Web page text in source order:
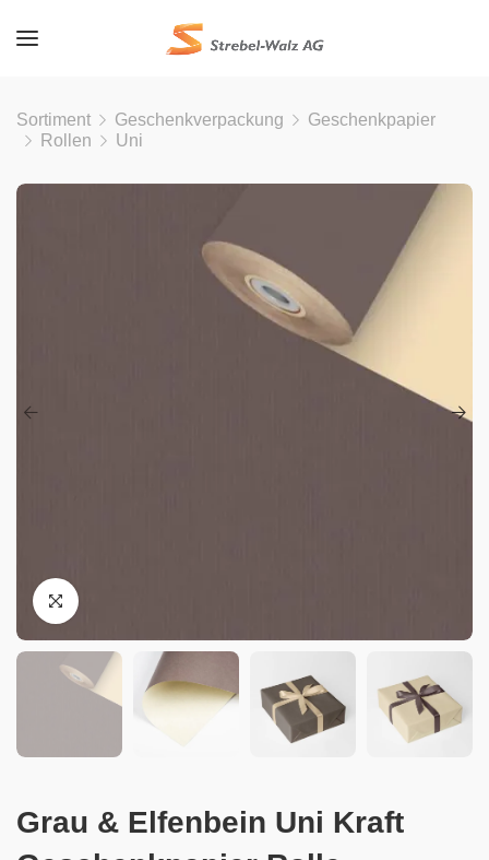
Sortiment Geschenkverpackung
Geschenkpapier
Rollen
Uni
Grau & Elfenbein Uni Kraft